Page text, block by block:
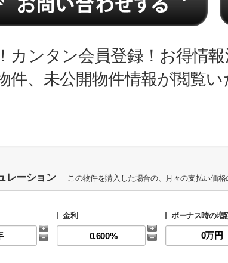
カンタン会員登録！お得情報
件、未公開物件情報が閲覧い
レーション この物件を購入した場合の、月々の支払い価
金利 ボーナス時の増